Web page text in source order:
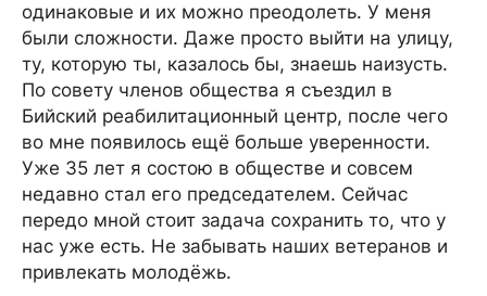
одинаковые и их можно преодолеть. У меня
были сложности. Даже просто выйти на улицу,
ту, которую ты, казалось бы, знаешь наизусть.
По совету членов общества я съездил в
Бийский реабилитационный центр, после чего
во мне появилось ещё больше уверенности.
Уже 35 лет я состою в обществе и совсем
недавно стал его председателем. Сейчас
передо мной стоит задача сохранить то, что у
нас уже есть. Не забывать наших ветеранов и
привлекать молодёжь.